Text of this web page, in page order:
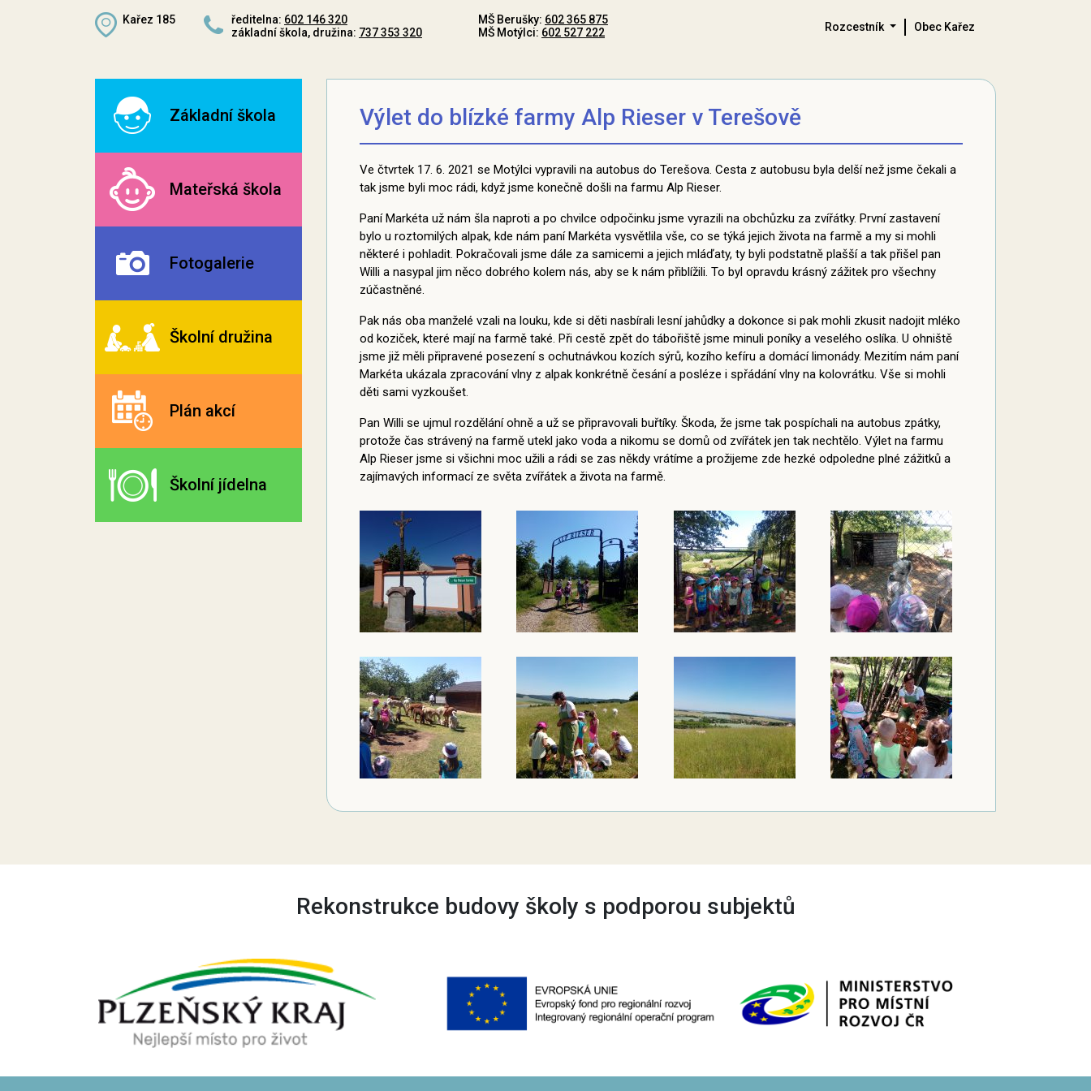
Kařez 185 ředitelna: 602 146 320
základní škola, družina: 737 353 320
MŠ Berušky: 602 365 875
MŠ Motýlci: 602 527 222 Rozcestník Obec Kařez
Základní škola
Mateřská škola
Fotogalerie
Školní družina
Plán akcí
Školní jídelna
Výlet do blízké farmy Alp Rieser v Terešově
Ve čtvrtek 17. 6. 2021 se Motýlci vypravili na autobus do Terešova. Cesta z autobusu byla delší než jsme čekali a
tak jsme byli moc rádi, když jsme konečně došli na farmu Alp Rieser.
Paní Markéta už nám šla naproti a po chvilce odpočinku jsme vyrazili na obchůzku za zvířátky. První zastavení
bylo u roztomilých alpak, kde nám paní Markéta vysvětlila vše, co se týká jejich života na farmě a my si mohli
některé i pohladit. Pokračovali jsme dále za samicemi a jejich mláďaty, ty byli podstatně plašší a tak přišel pan
Willi a nasypal jim něco dobrého kolem nás, aby se k nám přiblížili. To byl opravdu krásný zážitek pro všechny
zúčastněné.
Pak nás oba manželé vzali na louku, kde si děti nasbírali lesní jahůdky a dokonce si pak mohli zkusit nadojit mléko
od koziček, které mají na farmě také. Při cestě zpět do tábořiště jsme minuli poníky a veselého oslíka. U ohniště
jsme již měli připravené posezení s ochutnávkou kozích sýrů, kozího kefíru a domácí limonády. Mezitím nám paní
Markéta ukázala zpracování vlny z alpak konkrétně česání a posléze i spřádání vlny na kolovrátku. Vše si mohli
děti sami vyzkoušet.
Pan Willi se ujmul rozdělání ohně a už se připravovali buřtíky. Škoda, že jsme tak pospíchali na autobus zpátky,
protože čas strávený na farmě utekl jako voda a nikomu se domů od zvířátek jen tak nechtělo. Výlet na farmu
Alp Rieser jsme si všichni moc užili a rádi se zas někdy vrátíme a prožijeme zde hezké odpoledne plné zážitků a
zajímavých informací ze světa zvířátek a života na farmě.
Rekonstrukce budovy školy s podporou subjektů